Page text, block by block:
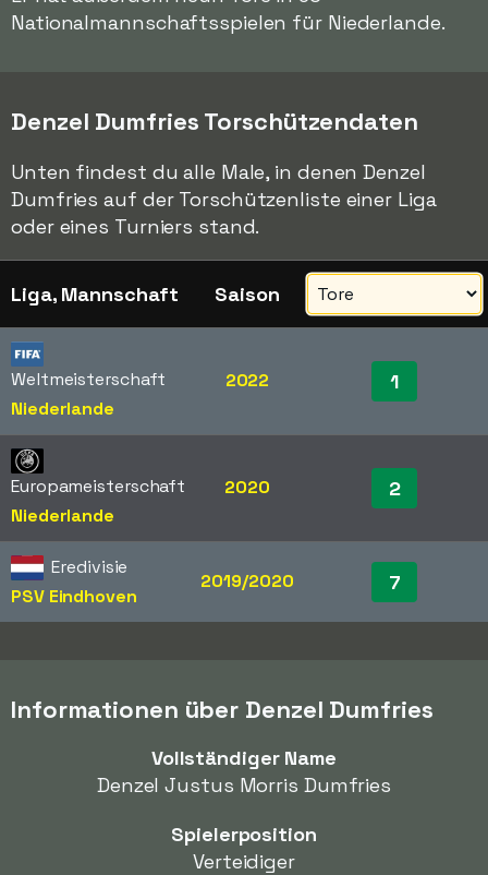
Nationalmannschaftsspielen für Niederlande.
Denzel Dumfries Torschützendaten
Unten findest du alle Male, in denen Denzel
Dumfries auf der Torschützenliste einer Liga
oder eines Turniers stand.
Liga, Mannschaft Saison
Weltmeisterschaft
Niederlande
2022 1
Europameisterschaft
Niederlande
2020 2
Eredivisie
PSV Eindhoven
2019/2020 7
Informationen über Denzel Dumfries
Vollständiger Name
Denzel Justus Morris Dumfries
Spielerposition
Verteidiger